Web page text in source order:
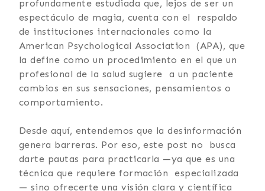
profundamente estudiada que, lejos de ser un
espectáculo de magia, cuenta con el respaldo
de instituciones internacionales como la
American Psychological Association (APA), que
la define como un procedimiento en el que un
profesional de la salud sugiere a un paciente
cambios en sus sensaciones, pensamientos o
comportamiento.
Desde aquí, entendemos que la desinformación
genera barreras. Por eso, este post no busca
darte pautas para practicarla —ya que es una
técnica que requiere formación especializada
— sino ofrecerte una visión clara y científica